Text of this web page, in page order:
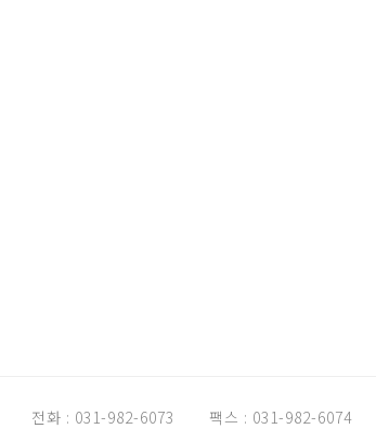
전화 : 031-982-6073 팩스 : 031-982-6074